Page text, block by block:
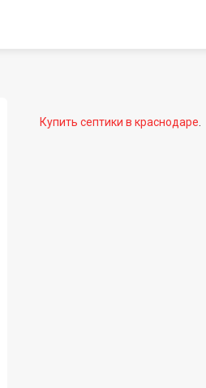
Купить септики в краснодаре